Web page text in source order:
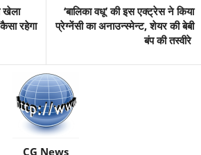
खेला
रहेगा
‘बालिका वधू’ की इस एक्ट्रेस ने किया
प्रेग्नेंसी का अनाउन्स्मेन्ट, शेयर की बेबी
बंप की तस्वीरे
CG News